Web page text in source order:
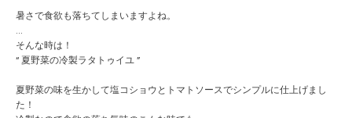
暑さで食欲も落ちてしまいますよね。
...
そんな時は！
“ 夏野菜の冷製ラタトゥイユ ”
夏野菜の味を生かして塩コショウとトマトソースでシンプルに仕上げまし
た！